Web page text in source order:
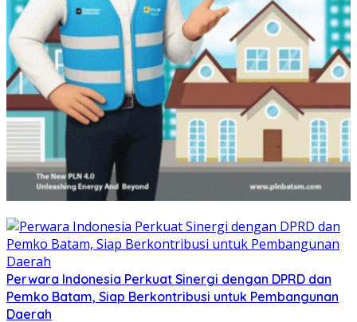
Perwara Indonesia Perkuat Sinergi dengan DPRD dan
Pemko Batam, Siap Berkontribusi untuk Pembangunan
Daerah